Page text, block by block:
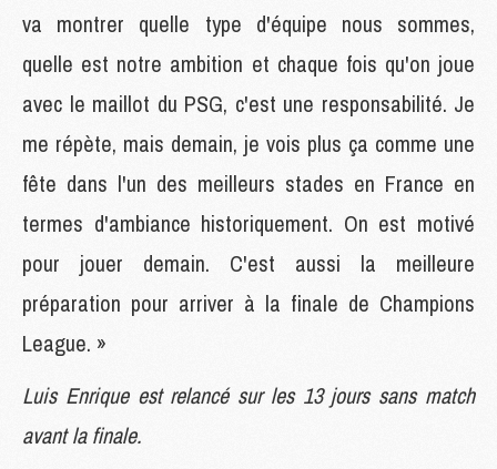
va montrer quelle type d'équipe nous sommes,
quelle est notre ambition et chaque fois qu'on joue
avec le maillot du PSG, c'est une responsabilité. Je
me répète, mais demain, je vois plus ça comme une
fête dans l'un des meilleurs stades en France en
termes d'ambiance historiquement. On est motivé
pour jouer demain. C'est aussi la meilleure
préparation pour arriver à la finale de Champions
League. »
Luis Enrique est relancé sur les 13 jours sans match
avant la finale.